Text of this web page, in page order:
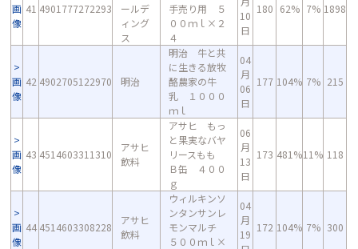
画
像
41 4901777272293
ールデ
ィング
ス
手売り用 ５
００ｍｌ×２
４
10
日
180 62% 7% 1898
画
像
42 4902705122970 明治
明治 牛と共
に生きる放牧
酪農家の牛
乳 １０００
ｍｌ
04
月
06
日
177 104% 7% 215
画
像
43 4514603311310
アサヒ
飲料
アサヒ もっ
と果実なバヤ
リースもも
Ｂ缶 ４００
ｇ
06
月
13
日
173 481%11% 118
画
像
44 4514603308228
アサヒ
飲料
ウィルキンソ
ンタンサンレ
モンマルチ
５００ｍｌ×
04
月
19
172 104% 7% 300